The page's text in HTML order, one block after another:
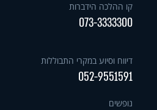
קו ההלכה הידברות
073-3333300
דיווח וסיוע במקרי התבוללות
052-9551591
נופשים